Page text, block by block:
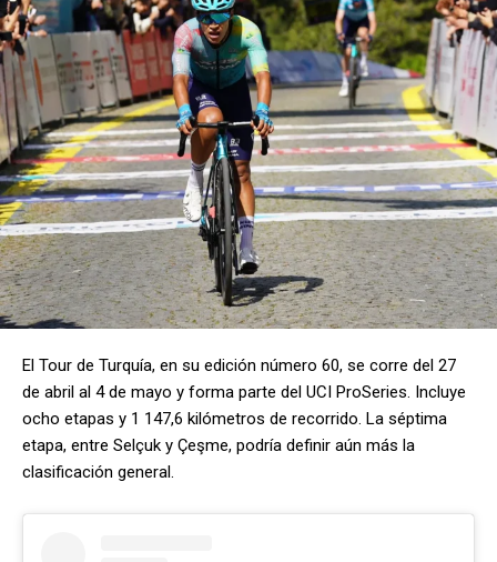
El Tour de Turquía, en su edición número 60, se corre del 27
de abril al 4 de mayo y forma parte del UCI ProSeries. Incluye
ocho etapas y 1 147,6 kilómetros de recorrido. La séptima
etapa, entre Selçuk y Çeşme, podría definir aún más la
clasificación general.